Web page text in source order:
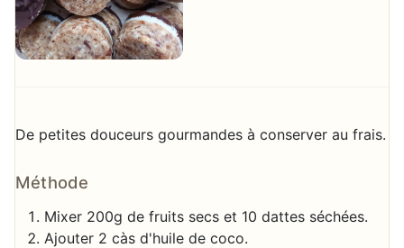
De petites douceurs gourmandes à conserver au frais.
Méthode
Mixer 200g de fruits secs et 10 dattes séchées.
Ajouter 2 càs d'huile de coco.